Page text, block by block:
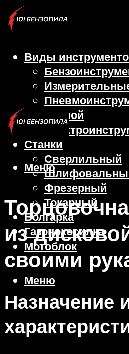
Виды
Ручной
Станки
Сверлильный
Фрезерный
Токарный
Болгарка
Газонокосилка
Мотоблок
Меню
Меню
из
своими
Назначение